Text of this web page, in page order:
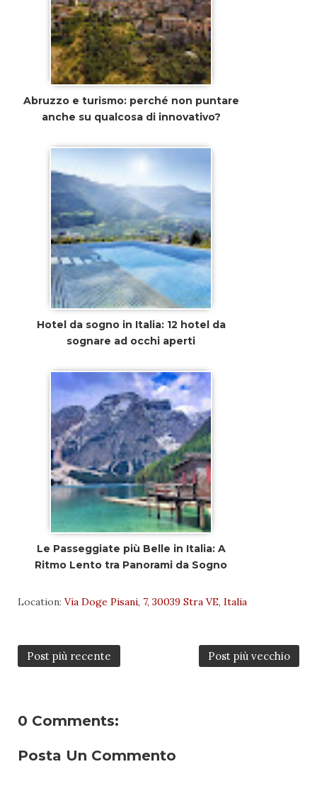
Abruzzo e turismo: perché non puntare
anche su qualcosa di innovativo?
Hotel da sogno in Italia: 12 hotel da
sognare ad occhi aperti
Le Passeggiate più Belle in Italia: A
Ritmo Lento tra Panorami da Sogno
Location: Via Doge Pisani, 7, 30039 Stra VE, Italia
Post più recente Post più vecchio
0 Comments:
Posta Un Commento